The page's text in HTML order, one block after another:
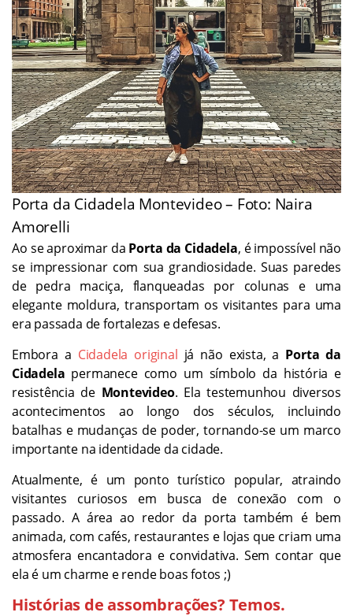
Porta da Cidadela Montevideo – Foto: Naira
Amorelli
Ao se aproximar da Porta da Cidadela, é impossível não
se impressionar com sua grandiosidade. Suas paredes
de pedra maciça, flanqueadas por colunas e uma
elegante moldura, transportam os visitantes para uma
era passada de fortalezas e defesas.
Embora a Cidadela original já não exista, a Porta da
Cidadela permanece como um símbolo da história e
resistência de Montevideo. Ela testemunhou diversos
acontecimentos ao longo dos séculos, incluindo
batalhas e mudanças de poder, tornando-se um marco
importante na identidade da cidade.
Atualmente, é um ponto turístico popular, atraindo
visitantes curiosos em busca de conexão com o
passado. A área ao redor da porta também é bem
animada, com cafés, restaurantes e lojas que criam uma
atmosfera encantadora e convidativa. Sem contar que
ela é um charme e rende boas fotos ;)
Histórias de assombrações? Temos.